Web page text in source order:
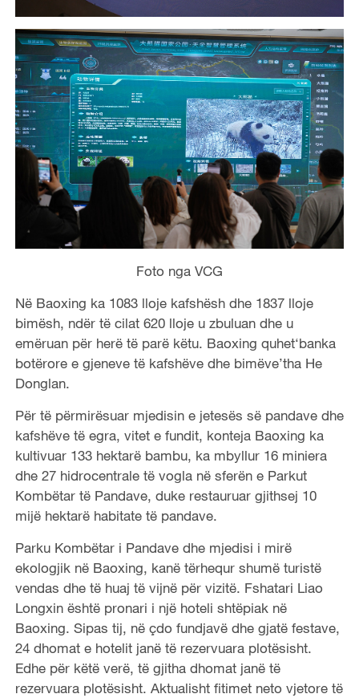
Foto nga VCG
Në Baoxing ka 1083 lloje kafshësh dhe 1837 lloje
bimësh, ndër të cilat 620 lloje u zbuluan dhe u
emëruan për herë të parë këtu. Baoxing quhet‘banka
botërore e gjeneve të kafshëve dhe bimëve’tha He
Donglan.
Për të përmirësuar mjedisin e jetesës së pandave dhe
kafshëve të egra, vitet e fundit, konteja Baoxing ka
kultivuar 133 hektarë bambu, ka mbyllur 16 miniera
dhe 27 hidrocentrale të vogla në sferën e Parkut
Kombëtar të Pandave, duke restauruar gjithsej 10
mijë hektarë habitate të pandave.
Parku Kombëtar i Pandave dhe mjedisi i mirë
ekologjik në Baoxing, kanë tërhequr shumë turistë
vendas dhe të huaj të vijnë për vizitë. Fshatari Liao
Longxin është pronari i një hoteli shtëpiak në
Baoxing. Sipas tij, në çdo fundjavë dhe gjatë festave,
24 dhomat e hotelit janë të rezervuara plotësisht.
Edhe për këtë verë, të gjitha dhomat janë të
rezervuara plotësisht. Aktualisht fitimet neto vjetore të